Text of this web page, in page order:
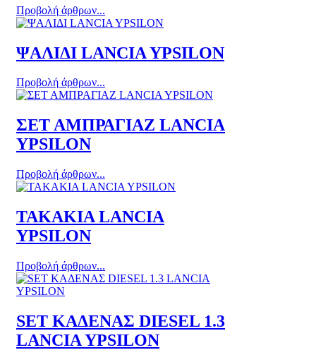
Προβολή άρθρων...
ΨΑΛΙΔΙ LANCIA YPSILON
Προβολή άρθρων...
ΣΕΤ ΑΜΠΡΑΓΙΑΖ LANCIA
YPSILON
Προβολή άρθρων...
ΤΑΚΑΚΙΑ LANCIA
YPSILON
Προβολή άρθρων...
SET ΚΑΔΕΝΑΣ DIESEL 1.3
LANCIA YPSILON